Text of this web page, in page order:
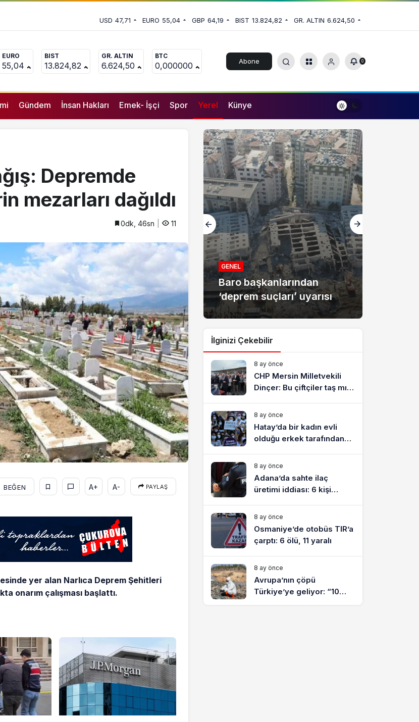
USD 47,71 EURO 55,04 GBP 64,19 BIST 13.824,82 GR. ALTIN 6.624,50
EURO
55,04
BIST
13.824,82
GR. ALTIN
6.624,50
BTC
0,000000 Abone 0
Gündem İnsan Hakları Emek- İşçi Spor Yerel Künye
Depremde
mezarları dağıldı
0dk, 46sn 11
BEĞEN A+ A- PAYLAŞ
yer alan Narlıca Deprem Şehitleri
onarım çalışması başlattı.
İstifa eden Mersin vekili
Çakır’dan açıklama:
“Yörük çocuğu, suçlanan
adamların önüne gelip
ifade vermez”
GENEL
Baro başkanlarından
‘deprem suçları’ uyarısı
İlginizi Çekebilir
8 ay önce
CHP Mersin Milletvekili
Dinçer: Bu çiftçiler taş mı
8 ay önce
Hatay’da bir kadın evli
olduğu erkek tarafından
8 ay önce
Adana’da sahte ilaç
üretimi iddiası: 6 kişi
8 ay önce
Osmaniye’de otobüs TIR’a
çarptı: 6 ölü, 11 yaralı
8 ay önce
Avrupa’nın çöpü
Türkiye’ye geliyor: “10